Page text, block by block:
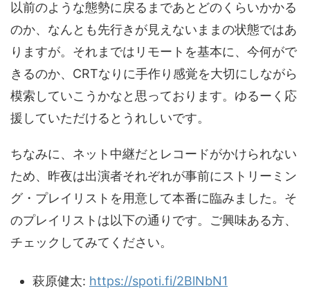
以前のような態勢に戻るまであとどのくらいかかる
のか、なんとも先行きが見えないままの状態ではあ
りますが。それまではリモートを基本に、今何がで
きるのか、CRTなりに手作り感覚を大切にしながら
模索していこうかなと思っております。ゆるーく応
援していただけるとうれしいです。
ちなみに、ネット中継だとレコードがかけられない
ため、昨夜は出演者それぞれが事前にストリーミン
グ・プレイリストを用意して本番に臨みました。そ
のプレイリストは以下の通りです。ご興味ある方、
チェックしてみてください。
萩原健太: https://spoti.fi/2BlNbN1